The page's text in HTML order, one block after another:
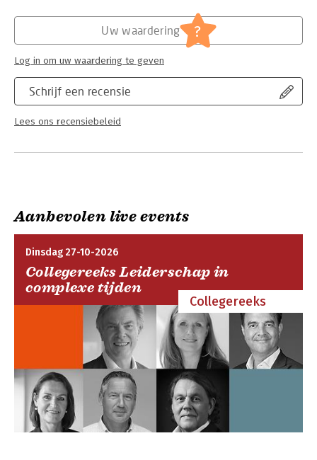
Schrijf een recensie
Lees ons recensiebeleid
Uw waardering ?
Log in om uw waardering te geven
Aanbevolen live events
Dinsdag 27-10-2026
Collegereeks Leiderschap in
complexe tijden
Collegereeks